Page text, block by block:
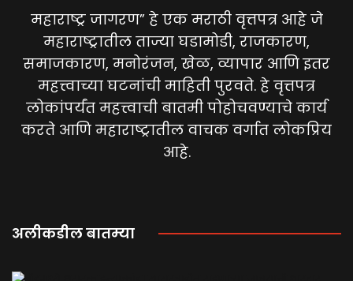
महाराष्ट्र जागरण” हे एक मराठी वृत्तपत्र आहे जे
महाराष्ट्रातील ताज्या घडामोडी, राजकारण,
समाजकारण, मनोरंजन, खेळ, व्यापार आणि इतर
महत्त्वाच्या घटनांची माहिती पुरवते. हे वृत्तपत्र
लोकांपर्यंत महत्त्वाची बातमी पोहोचवण्याचे कार्य
करते आणि महाराष्ट्रातील वाचक वर्गात लोकप्रिय
आहे.
अलीकडील बातम्या